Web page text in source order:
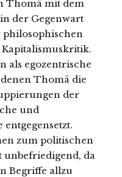
Thomä mit dem
der Gegenwart
philosophischen
als egozentrische
Thomä die
der
und
zum politischen
unbefriedigend, da
Begriffe allzu